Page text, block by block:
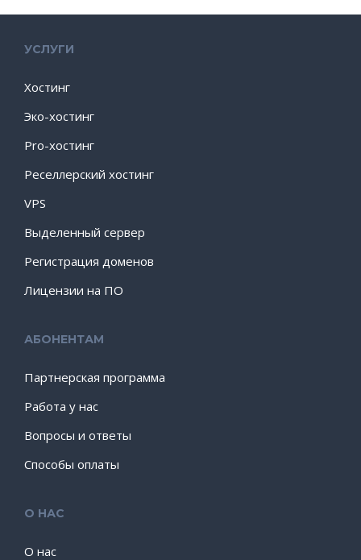
УСЛУГИ
Хостинг
Эко-хостинг
Pro-хостинг
Реселлерский хостинг
VPS
Выделенный сервер
Регистрация доменов
Лицензии на ПО
АБОНЕНТАМ
Партнерская программа
Работа у нас
Вопросы и ответы
Способы оплаты
О НАС
О нас